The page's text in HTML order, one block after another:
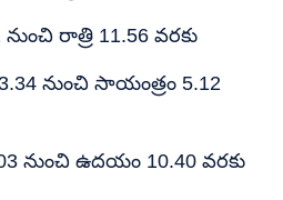
నుంచి రాత్రి 11.56 వరకు
నుంచి సాయంత్రం 5.12
ఉదయం 10.40 వరకు